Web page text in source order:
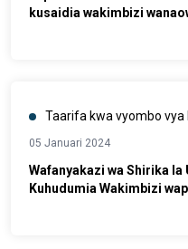
kusaidia wakimbizi
Taarifa kwa vyombo vya
05 Januari 2024
Wafanyakazi wa Shirika la
Kuhudumia Wakimbizi